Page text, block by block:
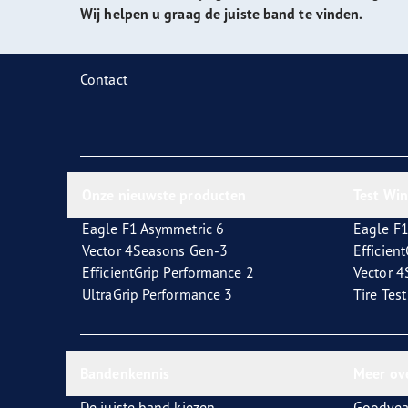
Zorg dragen voor je banden
Goodyear BlimpWij helpen u graag de juiste band te vinden.
Contact
Eagle F1 Asymmetric 6
Vector 4Seasons Gen-3
EfficientGrip Performance 2
UltraGrip Performance 3
Eagle
Vector
Tire